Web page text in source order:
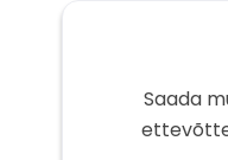
Saada